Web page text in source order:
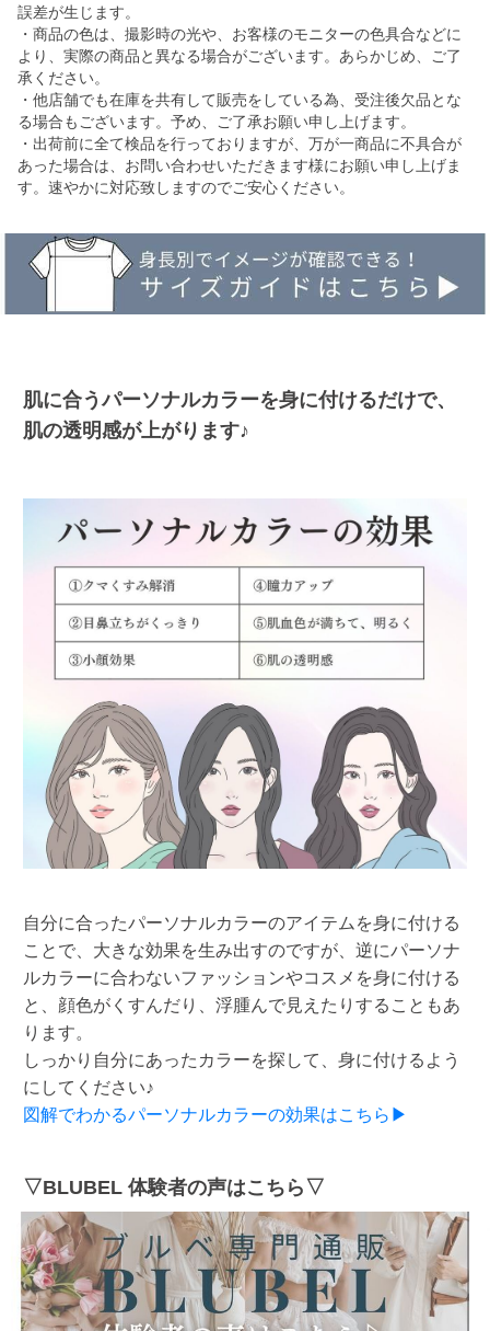
誤差が生じます。
・商品の色は、撮影時の光や、お客様のモニターの色具合などに
より、実際の商品と異なる場合がございます。あらかじめ、ご了
承ください。
・他店舗でも在庫を共有して販売をしている為、受注後欠品とな
る場合もございます。予め、ご了承お願い申し上げます。
・出荷前に全て検品を行っておりますが、万が一商品に不具合が
あった場合は、お問い合わせいただきます様にお願い申し上げま
す。速やかに対応致しますのでご安心ください。
肌に合うパーソナルカラーを身に付けるだけで、
肌の透明感が上がります♪
自分に合ったパーソナルカラーのアイテムを身に付ける
ことで、大きな効果を生み出すのですが、逆にパーソナ
ルカラーに合わないファッションやコスメを身に付ける
と、顔色がくすんだり、浮腫んで見えたりすることもあ
ります。
しっかり自分にあったカラーを探して、身に付けるよう
にしてください♪
図解でわかるパーソナルカラーの効果はこちら▶
▽BLUBEL 体験者の声はこちら▽